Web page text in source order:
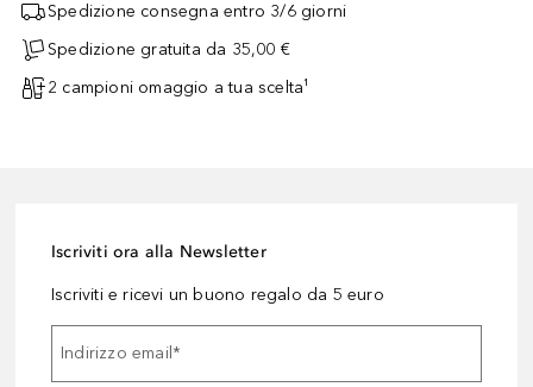
Spedizione consegna entro 3/6 giorni
Spedizione gratuita da 35,00 €
2 campioni omaggio a tua scelta¹
Iscriviti ora alla Newsletter
Iscriviti e ricevi un buono regalo da 5 euro
Indirizzo email*